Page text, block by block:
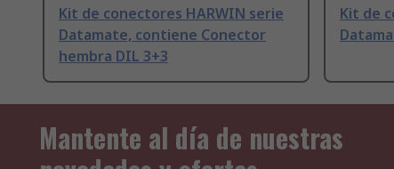
Kit de conectores HARWIN serie
Datamate, contiene Conector
hembra DIL 3+3
Kit de
Mantente al día de nuestras